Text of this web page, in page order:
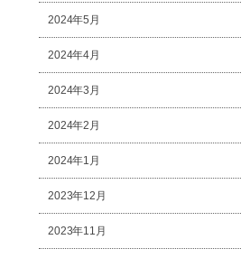
2024年5月
2024年4月
2024年3月
2024年2月
2024年1月
2023年12月
2023年11月